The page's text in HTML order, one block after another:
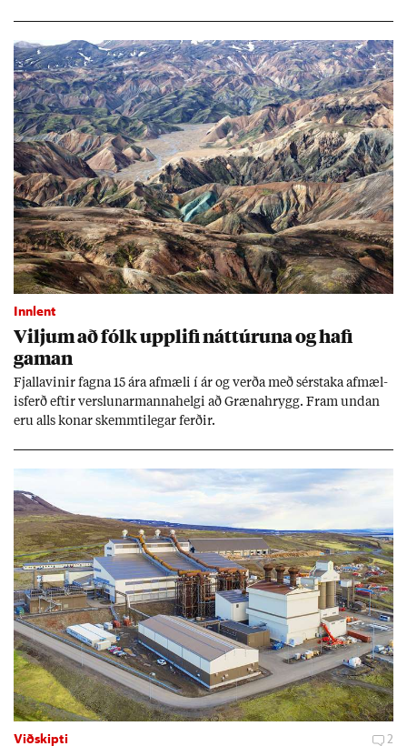
Innlent
Vilj­um að fólk upp­lifi nátt­úr­una og hafi
gam­an
Fjalla­vin­ir fagna 15 ára af­mæli í ár og verða með sér­staka af­mæl­
is­ferð eft­ir versl­un­ar­manna­helgi að Græna­hrygg. Fram und­an
eru alls kon­ar skemmti­leg­ar ferð­ir.
Viðskipti 2